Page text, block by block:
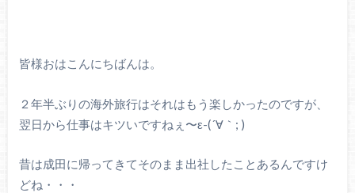
皆様おはこんにちばんは。
２年半ぶりの海外旅行はそれはもう楽しかったのですが、
翌日から仕事はキツいですねぇ〜ε-(´∀｀; )
昔は成田に帰ってきてそのまま出社したことあるんですけ
どね・・・